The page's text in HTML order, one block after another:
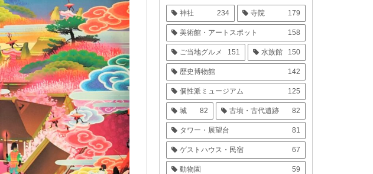
神社 234 寺院 179
美術館・アートスポット 158
ご当地グルメ 151 水族館 150
歴史博物館 142
個性派ミュージアム 125
城 82 古墳・古代遺跡 82
タワー・展望台 81
ゲストハウス・民宿 67
動物園 59